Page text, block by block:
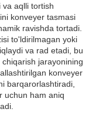
aqlli tortish
konveyer tasmasi
ravishda tortadi.
to'ldirilmagan yoki
va rad etadi, bu
jarayonining
konveyer
barqarorlashtiradi,
uchun ham aniq